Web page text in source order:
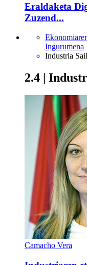
Eraldaketa
Zuzend...
Ingurumena
Industria
2.4 |
Camacho Vera